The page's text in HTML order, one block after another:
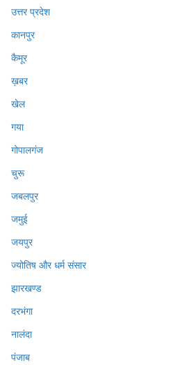
उत्तर प्रदेश
कानपुर
कैमूर
ख़बर
खेल
गया
गोपालगंज
चुरू
जबलपुर
जमुई
जयपुर
ज्योतिष और धर्म संसार
झारखण्ड
दरभंगा
नालंदा
पंजाब